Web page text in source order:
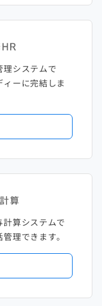
システムで
ーに完結しま
算システムで
理できます。